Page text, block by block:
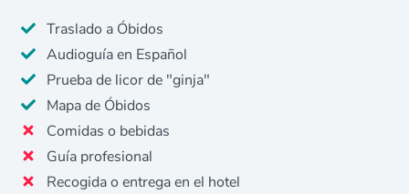
Traslado a Óbidos
Audioguía en Español
Prueba de licor de "ginja"
Mapa de Óbidos
Comidas o bebidas
Guía profesional
Recogida o entrega en el hotel